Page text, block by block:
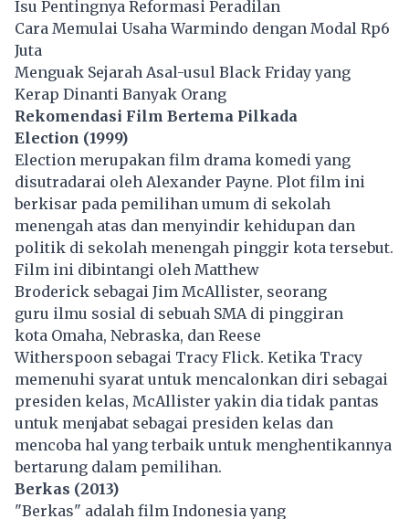
Isu Pentingnya Reformasi Peradilan
Cara Memulai Usaha Warmindo dengan Modal Rp6
Juta
Menguak Sejarah Asal-usul Black Friday yang
Kerap Dinanti Banyak Orang
Rekomendasi Film Bertema Pilkada
Election (1999)
Election merupakan film drama komedi yang
disutradarai oleh Alexander Payne. Plot film ini
berkisar pada pemilihan umum di sekolah
menengah atas dan menyindir kehidupan dan
politik di sekolah menengah pinggir kota tersebut.
Film ini dibintangi oleh Matthew
Broderick sebagai Jim McAllister, seorang
guru ilmu sosial di sebuah SMA di pinggiran
kota Omaha, Nebraska, dan Reese
Witherspoon sebagai Tracy Flick. Ketika Tracy
memenuhi syarat untuk mencalonkan diri sebagai
presiden kelas, McAllister yakin dia tidak pantas
untuk menjabat sebagai presiden kelas dan
mencoba hal yang terbaik untuk menghentikannya
bertarung dalam pemilihan.
Berkas (2013)
"Berkas" adalah film Indonesia yang